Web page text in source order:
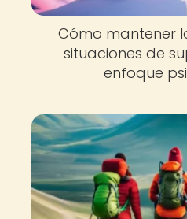
Cómo mantener
situaciones de
enfoque